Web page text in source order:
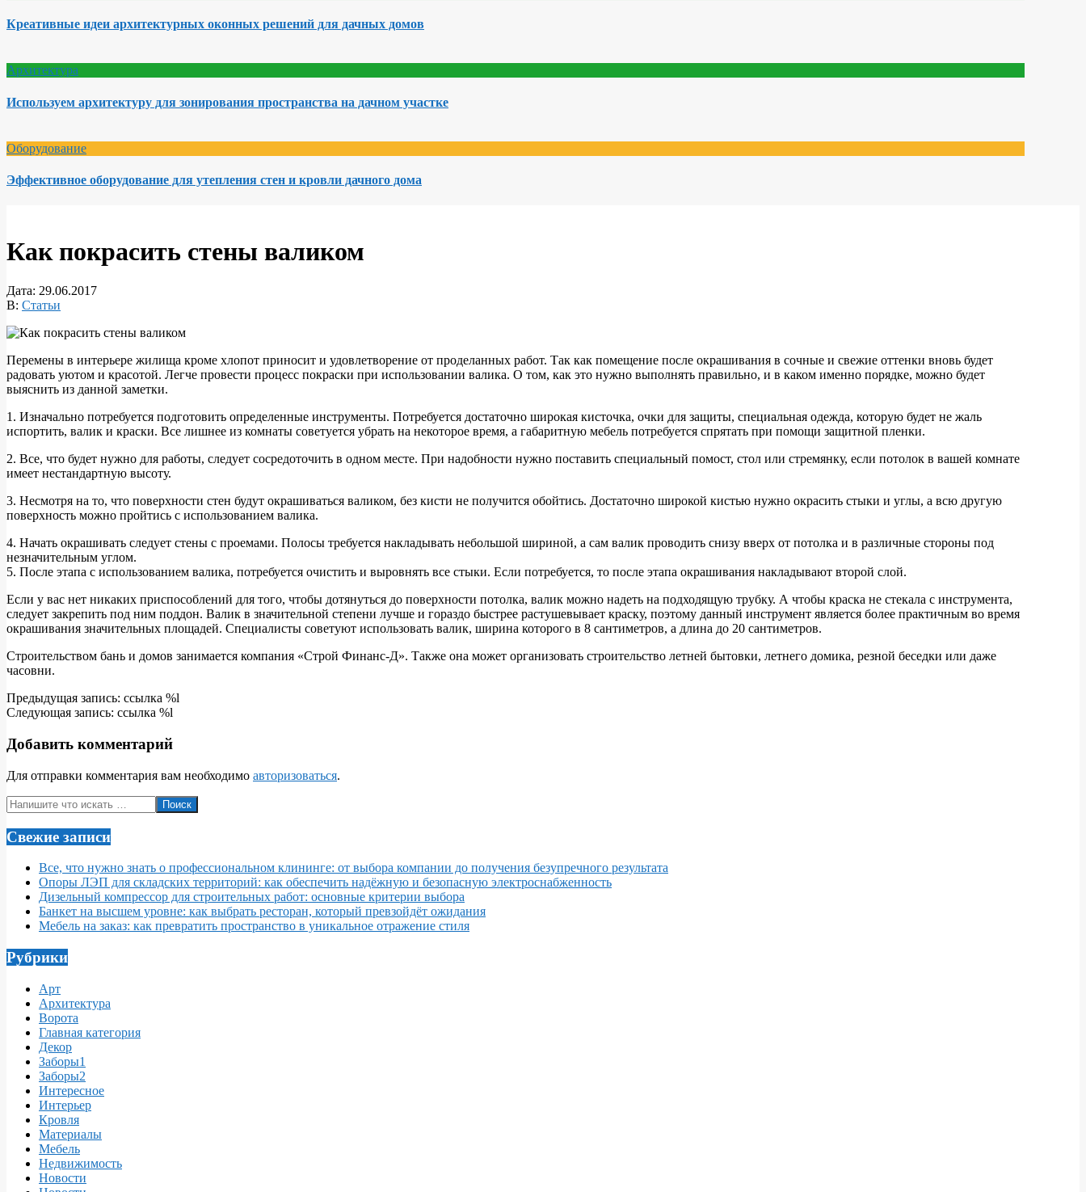
Креативные идеи архитектурных оконных решений для дачных домов
Архитектура
Используем архитектуру для зонирования пространства на дачном участке
Оборудование
Эффективное оборудование для утепления стен и кровли дачного дома
Как покрасить стены валиком
Дата: 29.06.2017
В: Статьи
Перемены в интерьере жилища кроме хлопот приносит и удовлетворение от проделанных работ. Так как помещение после окрашивания в сочные и свежие оттенки вновь будет
радовать уютом и красотой. Легче провести процесс покраски при использовании валика. О том, как это нужно выполнять правильно, и в каком именно порядке, можно будет
выяснить из данной заметки.
1. Изначально потребуется подготовить определенные инструменты. Потребуется достаточно широкая кисточка, очки для защиты, специальная одежда, которую будет не жаль
испортить, валик и краски. Все лишнее из комнаты советуется убрать на некоторое время, а габаритную мебель потребуется спрятать при помощи защитной пленки.
2. Все, что будет нужно для работы, следует сосредоточить в одном месте. При надобности нужно поставить специальный помост, стол или стремянку, если потолок в вашей комнате
имеет нестандартную высоту.
3. Несмотря на то, что поверхности стен будут окрашиваться валиком, без кисти не получится обойтись. Достаточно широкой кистью нужно окрасить стыки и углы, а всю другую
поверхность можно пройтись с использованием валика.
4. Начать окрашивать следует стены с проемами. Полосы требуется накладывать небольшой шириной, а сам валик проводить снизу вверх от потолка и в различные стороны под
незначительным углом.
5. После этапа с использованием валика, потребуется очистить и выровнять все стыки. Если потребуется, то после этапа окрашивания накладывают второй слой.
Если у вас нет никаких приспособлений для того, чтобы дотянуться до поверхности потолка, валик можно надеть на подходящую трубку. А чтобы краска не стекала с инструмента,
следует закрепить под ним поддон. Валик в значительной степени лучше и гораздо быстрее растушевывает краску, поэтому данный инструмент является более практичным во время
окрашивания значительных площадей. Специалисты советуют использовать валик, ширина которого в 8 сантиметров, а длина до 20 сантиметров.
Строительством бань и домов занимается компания «Строй Финанс-Д». Также она может организовать строительство летней бытовки, летнего домика, резной беседки или даже
часовни.
2017-
06-
Предыдущая запись: ссылка %l
Следующая запись: ссылка %l
Добавить комментарий
Для отправки комментария вам необходимо авторизоваться.
Поиск
Свежие записи
Все, что нужно знать о профессиональном клининге: от выбора компании до получения безупречного результата
Опоры ЛЭП для складских территорий: как обеспечить надёжную и безопасную электроснабженность
Дизельный компрессор для строительных работ: основные критерии выбора
Банкет на высшем уровне: как выбрать ресторан, который превзойдёт ожидания
Мебель на заказ: как превратить пространство в уникальное отражение стиля
Рубрики
Арт
Архитектура
Ворота
Главная категория
Декор
Заборы1
Заборы2
Интересное
Интерьер
Кровля
Материалы
Мебель
Недвижимость
Новости